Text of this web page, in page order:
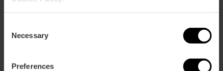
Selection
Necessary
Preferences